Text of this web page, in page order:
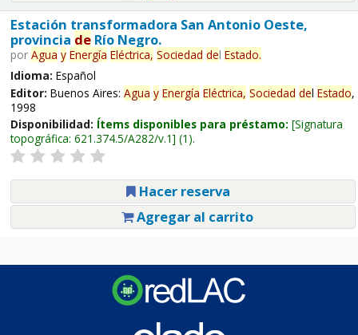
Estación transformadora San Antonio Oeste,
provincia deRío Negro.
por Agua y Energía Eléctrica, Sociedad del Estado.
Idioma: Español
Editor: Buenos Aires: Agua y Energía Eléctrica, Sociedad del Estado,
1998
Disponibilidad: Ítems disponibles para préstamo: Signatura
topográfica: 621.374.5/A282/v.1 (1).
Hacer reserva
Agregar al carrito